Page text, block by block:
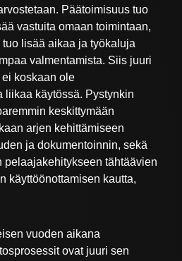
Päätoimisuus tuo
vastuita omaan toimintaan,
tuo lisää aikaa ja työkaluja
valmentamista. Siis juuri
koskaan ole
liikaa käytössä. Pystynkin
keskittymään
arjen kehittämiseen
ja dokumentoinnin, sekä
pelaajakehitykseen tähtäävien
käyttöönottamisen kautta,
vuoden aikana
ovat juuri sen